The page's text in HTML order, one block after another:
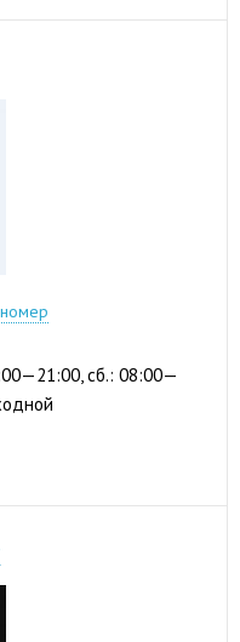
32-56
сб.: 08:00—